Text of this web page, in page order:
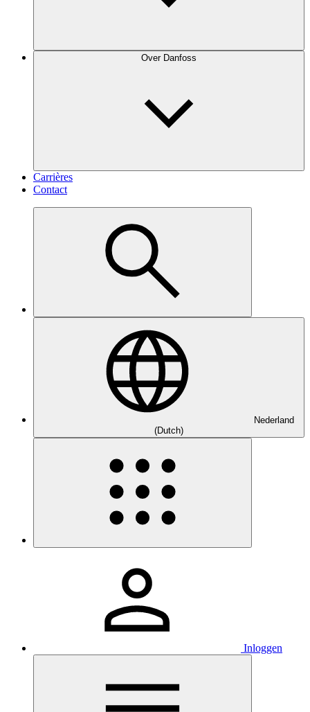
Over Danfoss
Carrières
Contact
Nederland
(Dutch)
Inloggen